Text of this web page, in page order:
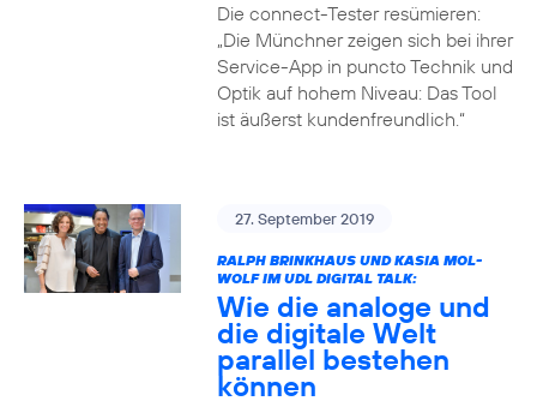
Die connect-Tester resümieren:
„Die Münchner zeigen sich bei ihrer
Service-App in puncto Technik und
Optik auf hohem Niveau: Das Tool
ist äußerst kundenfreundlich.“
27. September 2019
RALPH BRINKHAUS UND KASIA MOL-
WOLF IM UDL DIGITAL TALK:
Wie die analoge und
die digitale Welt
parallel bestehen
können